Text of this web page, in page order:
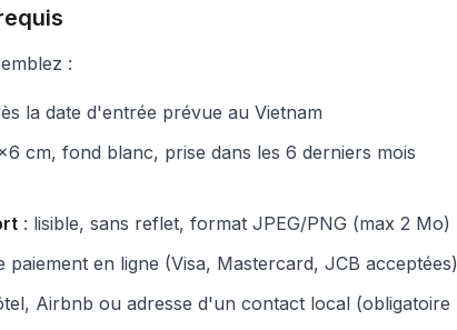
:
la date d'entrée prévue au Vietnam
cm, fond blanc, prise dans les 6 derniers mois
: lisible, sans reflet, format JPEG/PNG (max 2 Mo)
paiement en ligne (Visa, Mastercard, JCB acceptées)
Airbnb ou adresse d'un contact local (obligatoire